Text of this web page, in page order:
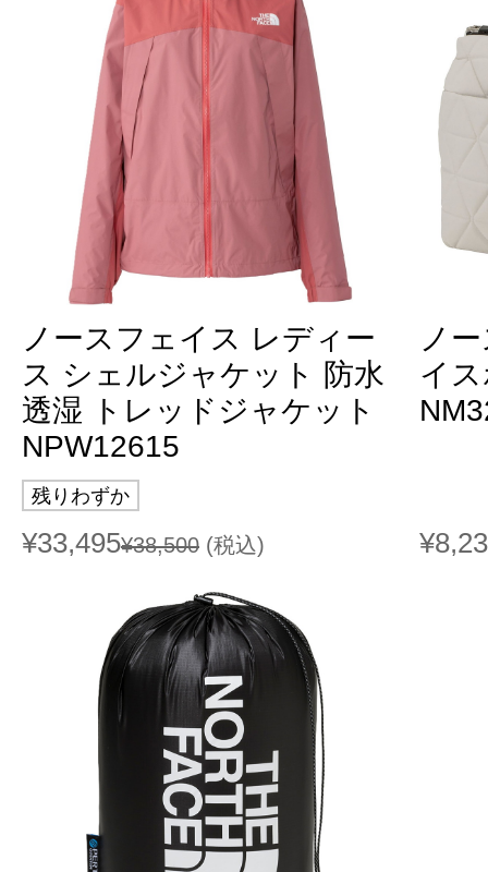
ノースフェイス レディー
ス シェルジャケット 防水
透湿 トレッドジャケット
NPW12615
残りわずか
¥33,495¥38,500 (税込)
ノ
イ